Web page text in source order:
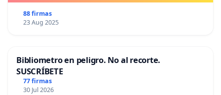
88 firmas
23 Aug 2025
Bibliometro en peligro. No al recorte.
SUSCRÍBETE
77 firmas
30 Jul 2026